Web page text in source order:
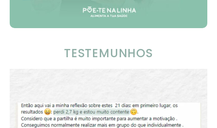
TESTEMUNHOS